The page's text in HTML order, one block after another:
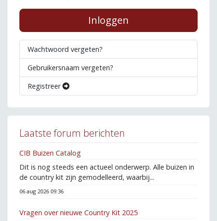
Inloggen
Wachtwoord vergeten?
Gebruikersnaam vergeten?
Registreer
Laatste forum berichten
CIB Buizen Catalog
Dit is nog steeds een actueel onderwerp. Alle buizen in
de country kit zijn gemodelleerd, waarbij...
06 aug 2026 09:36
Vragen over nieuwe Country Kit 2025